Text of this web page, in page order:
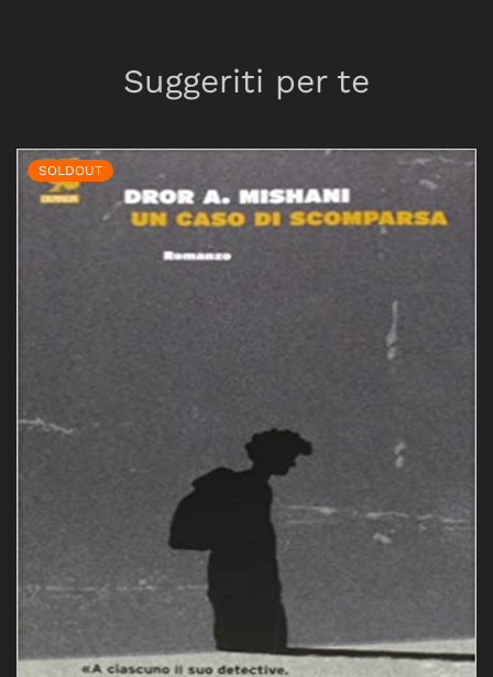
Suggeriti per te
SOLDOUT